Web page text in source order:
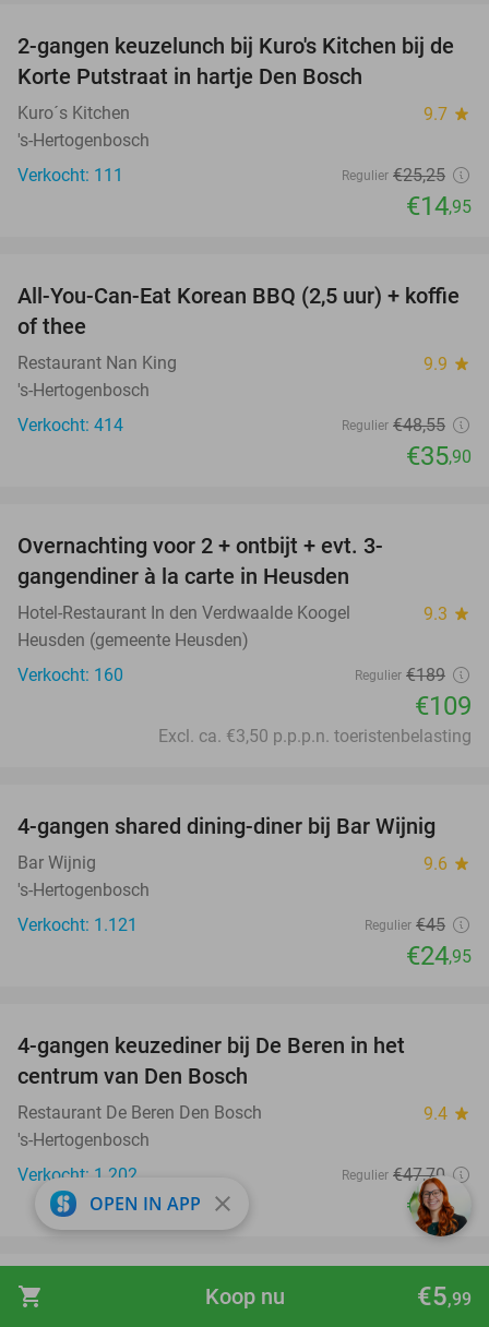
shopping_cart €5,99
Koop nu
41%
2-gangen keuzelunch bij Kuro's Kitchen bij de
Korte Putstraat in hartje Den Bosch
Kuro´s Kitchen 9.7 star
's-Hertogenbosch
Verkocht: 111
Regulier €25,25
€14,95
26%
All-You-Can-Eat Korean BBQ (2,5 uur) + koffie
of thee
Restaurant Nan King 9.9 star
's-Hertogenbosch
Verkocht: 414
Regulier €48,55
€35,90
Overnachting voor 2 + ontbijt + evt. 3-
gangendiner à la carte in Heusden
Hotel-Restaurant In den Verdwaalde Koogel 9.3 star
Heusden (gemeente Heusden)
Verkocht: 160
Regulier €189
€109
Excl. ca. €3,50 p.p.p.n. toeristenbelasting
45%
4-gangen shared dining-diner bij Bar Wijnig
Bar Wijnig 9.6 star
's-Hertogenbosch
Verkocht: 1.121
Regulier €45
€24,95
4-gangen keuzediner bij De Beren in het
centrum van Den Bosch
Restaurant De Beren Den Bosch 9.4 star
's-Hertogenbosch
Verkocht: 1.202
Regulier €47,70
€25,95
46%
favorite_border
Entree Bounce Valley (2 uur) + sokken +
OPEN IN APP close